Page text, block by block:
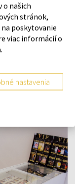
o našich
stránok,
poskytovanie
viac informácií o
nastavenia